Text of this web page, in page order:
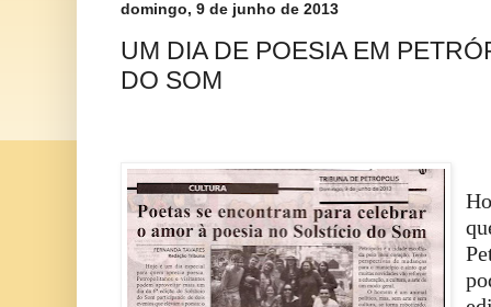
domingo, 9 de junho de 2013
UM DIA DE POESIA EM
DO SOM